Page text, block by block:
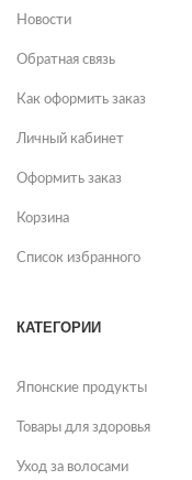
Новости
Обратная связь
Как оформить заказ
Личный кабинет
Оформить заказ
Корзина
Список избранного
КАТЕГОРИИ
Японские продукты
Товары для здоровья
Уход за волосами